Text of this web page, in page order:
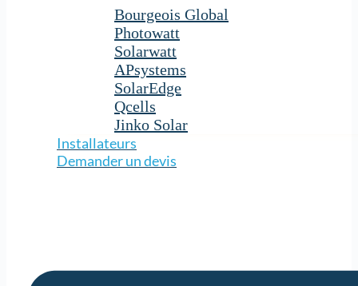
Bourgeois Global
Photowatt
Solarwatt
APsystems
SolarEdge
Qcells
Jinko Solar
Installateurs
Demander un devis